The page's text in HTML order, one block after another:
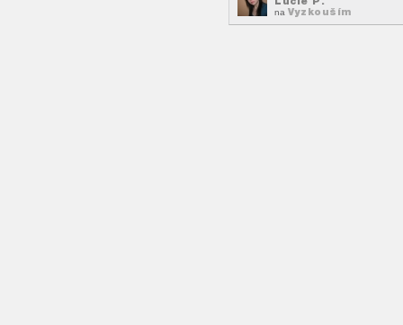
na Vyzkouším